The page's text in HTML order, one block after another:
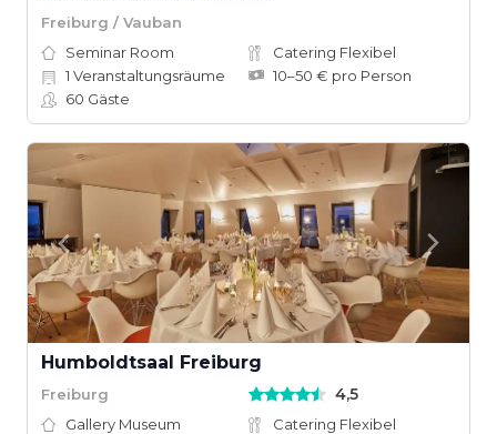
Freiburg / Vauban
Seminar Room
Catering Flexibel
1 Veranstaltungsräume
10–50 € pro Person
60 Gäste
Humboldtsaal Freiburg
Freiburg 4,5
Gallery Museum
Catering Flexibel